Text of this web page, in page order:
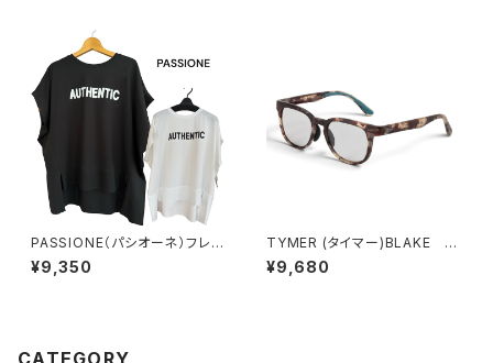
PASSIONE（パシオーネ）フレン
チスリーブTEEシャツ（WOME
NS）
¥9,350
TYMER (タイマー)BLAKE サ
ングラス TY101-MDD-PGY
調光レンズ unisex
¥9,680
CATEGORY